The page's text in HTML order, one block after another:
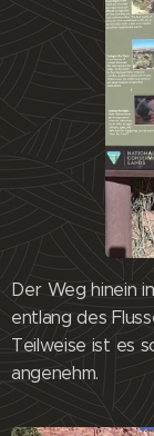
Der Weg hinein
entlang des
Teilweise ist es
angenehm.